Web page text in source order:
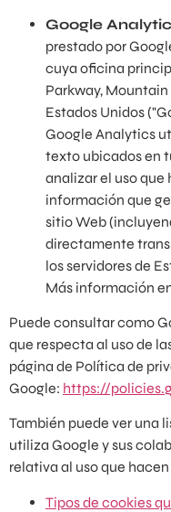
Google
prestado por
cuya oficina
Parkway,
Estados Unidos
Google Analytics
texto ubicados en
analizar el uso que
información que
sitio Web
directamente
los servidores de
Más información
Puede consultar como
que respecta al uso de
página de Política de
Google: https://
También puede ver una
utiliza Google y sus
relativa al uso que
Tipos de cookies